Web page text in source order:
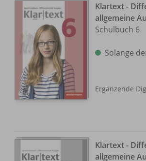
Klartext -
allgemeine
Schulbuch 6
Solange
Ergänzende
Klartext -
allgemeine